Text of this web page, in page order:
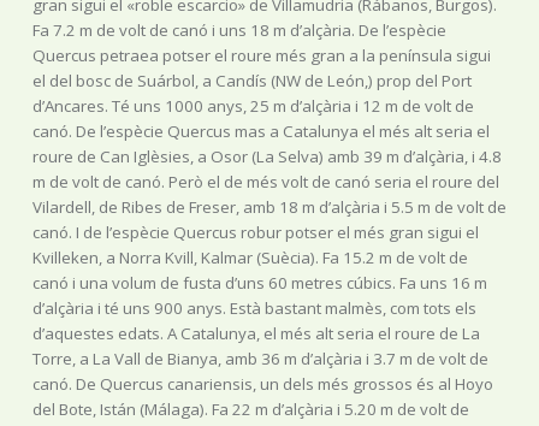
gran sigui el «roble escarcio» de Villamudria (Rábanos, Burgos).
Fa 7.2 m de volt de canó i uns 18 m d’alçària. De l’espècie
Quercus petraea potser el roure més gran a la península sigui
el del bosc de Suárbol, a Candís (NW de León,) prop del Port
d’Ancares. Té uns 1000 anys, 25 m d’alçària i 12 m de volt de
canó. De l’espècie Quercus mas a Catalunya el més alt seria el
roure de Can Iglèsies, a Osor (La Selva) amb 39 m d’alçària, i 4.8
m de volt de canó. Però el de més volt de canó seria el roure del
Vilardell, de Ribes de Freser, amb 18 m d’alçària i 5.5 m de volt de
canó. I de l’espècie Quercus robur potser el més gran sigui el
Kvilleken, a Norra Kvill, Kalmar (Suècia). Fa 15.2 m de volt de
canó i una volum de fusta d’uns 60 metres cúbics. Fa uns 16 m
d’alçària i té uns 900 anys. Està bastant malmès, com tots els
d’aquestes edats. A Catalunya, el més alt seria el roure de La
Torre, a La Vall de Bianya, amb 36 m d’alçària i 3.7 m de volt de
canó. De Quercus canariensis, un dels més grossos és al Hoyo
del Bote, Istán (Málaga). Fa 22 m d’alçària i 5.20 m de volt de